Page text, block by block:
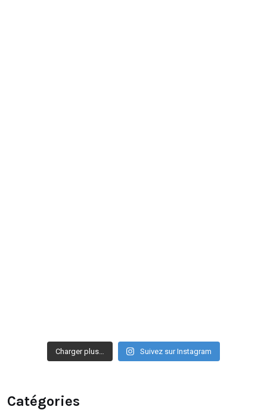
Charger plus… Suivez sur Instagram
Catégories